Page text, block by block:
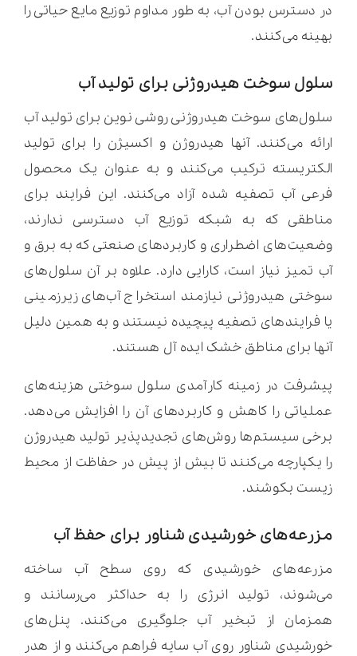
در دسترس بودن آب، به طور مداوم توزیع مایع حیاتی را
بهینه می‌کنند.
سلول سوخت هیدروژنی برای تولید آب
سلول‌های سوخت هیدروژنی روشی نوین برای تولید آب
ارائه می‌کنند. آنها هیدروژن و اکسیژن را برای تولید
الکتریسته ترکیب می‌کنند و به عنوان یک محصول
فرعی آب تصفیه شده آزاد می‌کنند. این فرایند برای
مناطقی که به شبکه توزیع آب دسترسی ندارند،
وضعیت‌های اضطراری و کاربردهای صنعتی که به برق و
آب تمیز نیاز است، کارایی دارد. علاوه بر آن سلول‌های
سوختی هیدروژنی نیازمند استخراج آب‌های زیرزمینی
یا فرایندهای تصفیه پیچیده نیستند و به همین دلیل
آنها برای مناطق خشک ایده آل هستند.
پیشرفت در زمینه کارآمدی سلول سوختی هزینه‌های
عملیاتی را کاهش و کاربردهای آن را افزایش می‌دهد.
برخی سیستم‌ها روش‌های تجدیدپذیر تولید هیدروژن
را یکپارچه می‌کنند تا بیش از پیش در حفاظت از محیط
زیست بکوشند.
مزرعه‌های خورشیدی شناور برای حفظ آب
مزرعه‌های خورشیدی که روی سطح آب ساخته
می‌شوند، تولید انرژی را به حداکثر می‌رسانند و
همزمان از تبخیر آب جلوگیری می‌کنند. پنل‌های
خورشیدی شناور روی آب سایه فراهم می‌کنند و از هدر